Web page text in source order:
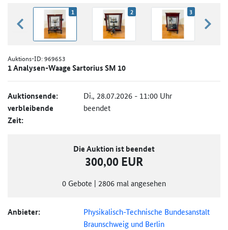
zurück blättern
1 2 3
Auktions-ID:969653
1 Analysen-Waage Sartorius SM 10
Auktionsende: Di., 28.07.2026 - 11:00 Uhr
verbleibende
Zeit:
beendet
Die Auktion ist beendet
300,00 EUR
0 Gebote | 2806 mal angesehen
Anbieter:
Physikalisch-Technische Bundesanstalt
Braunschweig und Berlin